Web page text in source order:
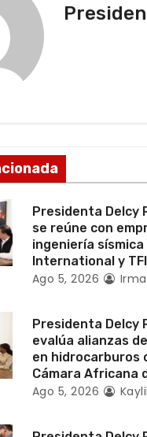
Presidenta Delcy
se reúne con
ingeniería sísmica
International y
Ago 5, 2026
Presidenta Delcy
evalúa alianzas
en hidrocarburos
Cámara Africana
Ago 5, 2026